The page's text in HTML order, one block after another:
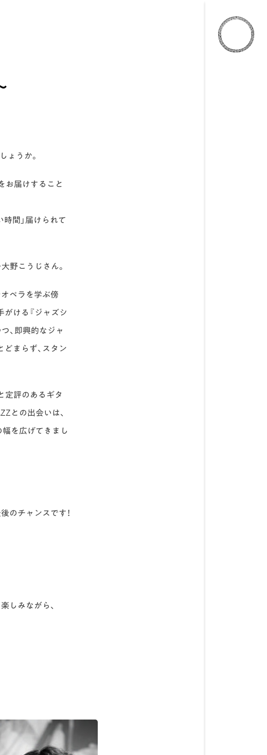
ょうか。
お届けすること
間」届けられて
野こうじさん。
ペラを学ぶ傍
ける『ジャズシ
、即興的なジャ
まらず、スタン
定評のあるギタ
との出会いは、
を広げてきまし
のチャンスです！
しみながら、